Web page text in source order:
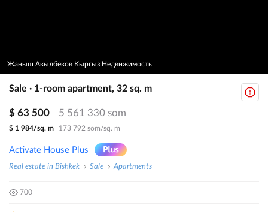
Жаныш Акылбеков Кыргыз Недвижимость
Sale · 1-room apartment, 32 sq. m
$ 63 500 5 561 330 som
$ 1 984/sq. m 173 792 som/sq. m
Activate House Plus
Real estate in Bishkek Sale Apartments
700